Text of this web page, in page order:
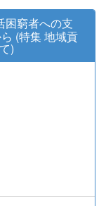
困窮者への支
(特集 地域貢
)